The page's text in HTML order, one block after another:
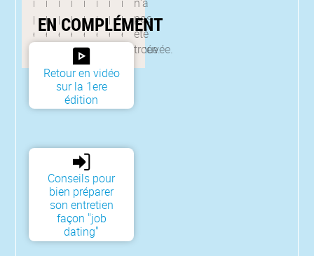
EN COMPLÉMENT
Retour en vidéo
sur la 1ere
édition
Conseils pour
bien préparer
son entretien
façon "job
dating"